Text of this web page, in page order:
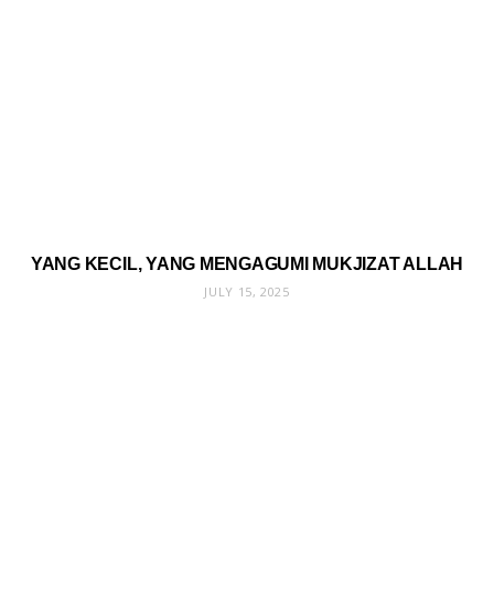
YANG KECIL, YANG MENGAGUMI MUKJIZAT ALLAH
JULY 15, 2025